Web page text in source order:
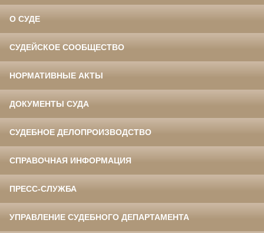
О СУДЕ
СУДЕЙСКОЕ СООБЩЕСТВО
НОРМАТИВНЫЕ АКТЫ
ДОКУМЕНТЫ СУДА
СУДЕБНОЕ ДЕЛОПРОИЗВОДСТВО
СПРАВОЧНАЯ ИНФОРМАЦИЯ
ПРЕСС-СЛУЖБА
УПРАВЛЕНИЕ СУДЕБНОГО ДЕПАРТАМЕНТА